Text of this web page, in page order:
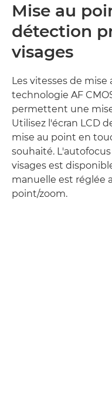
Mise au
détection
visages
Les vitesses de
technologie AF
permettent une
Utilisez l'écran LCD
mise au point en
souhaité.
visages est
manuelle est réglée
point/zoom.